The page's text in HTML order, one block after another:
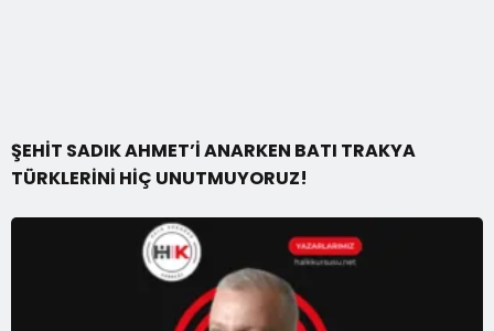
ŞEHİT SADIK AHMET’İ ANARKEN BATI TRAKYA
TÜRKLERİNİ HİÇ UNUTMUYORUZ!